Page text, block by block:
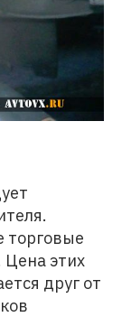
торговые
этих
друг от